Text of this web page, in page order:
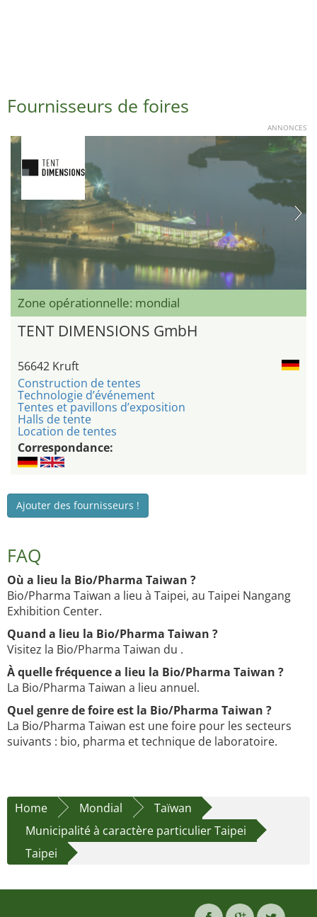
Fournisseurs de foires
ANNONCES
Zone opérationnelle: mondial
TENT DIMENSIONS GmbH
56642 Kruft
Construction de tentes
Technologie d’événement
Tentes et pavillons d’exposition
Halls de tente
Location de tentes
Correspondance:
Ajouter des fournisseurs !
FAQ
Où a lieu la Bio/Pharma Taiwan ?
Bio/Pharma Taiwan a lieu à Taipei, au Taipei Nangang
Exhibition Center.
Quand a lieu la Bio/Pharma Taiwan ?
Visitez la Bio/Pharma Taiwan du .
À quelle fréquence a lieu la Bio/Pharma Taiwan ?
La Bio/Pharma Taiwan a lieu annuel.
Quel genre de foire est la Bio/Pharma Taiwan ?
La Bio/Pharma Taiwan est une foire pour les secteurs
suivants : bio, pharma et technique de laboratoire.
Home Mondial
Taïwan
Municipalité à caractère particulier Taipei
Taipei